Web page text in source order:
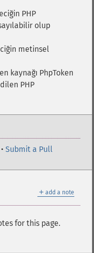
PHP
olup
metinsel
kaynağı PhpToken
PHP
• Submit a Pull
＋ add a note
for this page.